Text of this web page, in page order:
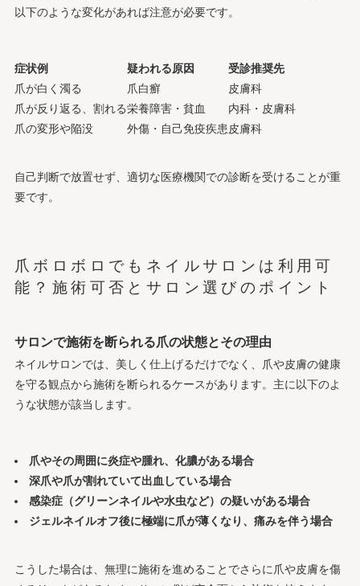
以下のような変化があれば注意が必要です。
症状例 疑われる原因
受診推奨先
爪が白く濁る
爪白癬
皮膚科
爪が反り返る、割れる栄養障害・貧血
内科・皮膚科
爪の変形や陥没
外傷・自己免疫疾患皮膚科
自己判断で放置せず、適切な医療機関での診断を受けることが重
要です。
爪ボロボロでもネイルサロンは利用可
能？施術可否とサロン選びのポイント
サロンで施術を断られる爪の状態とその理由
ネイルサロンでは、美しく仕上げるだけでなく、爪や皮膚の健康
を守る観点から施術を断られるケースがあります。主に以下のよ
うな状態が該当します。
爪やその周囲に炎症や腫れ、化膿がある場合
深爪や爪が割れていて出血している場合
感染症（グリーンネイルや水虫など）の疑いがある場合
ジェルネイルオフ後に極端に爪が薄くなり、痛みを伴う場合
こうした場合は、無理に施術を進めることでさらに爪や皮膚を傷